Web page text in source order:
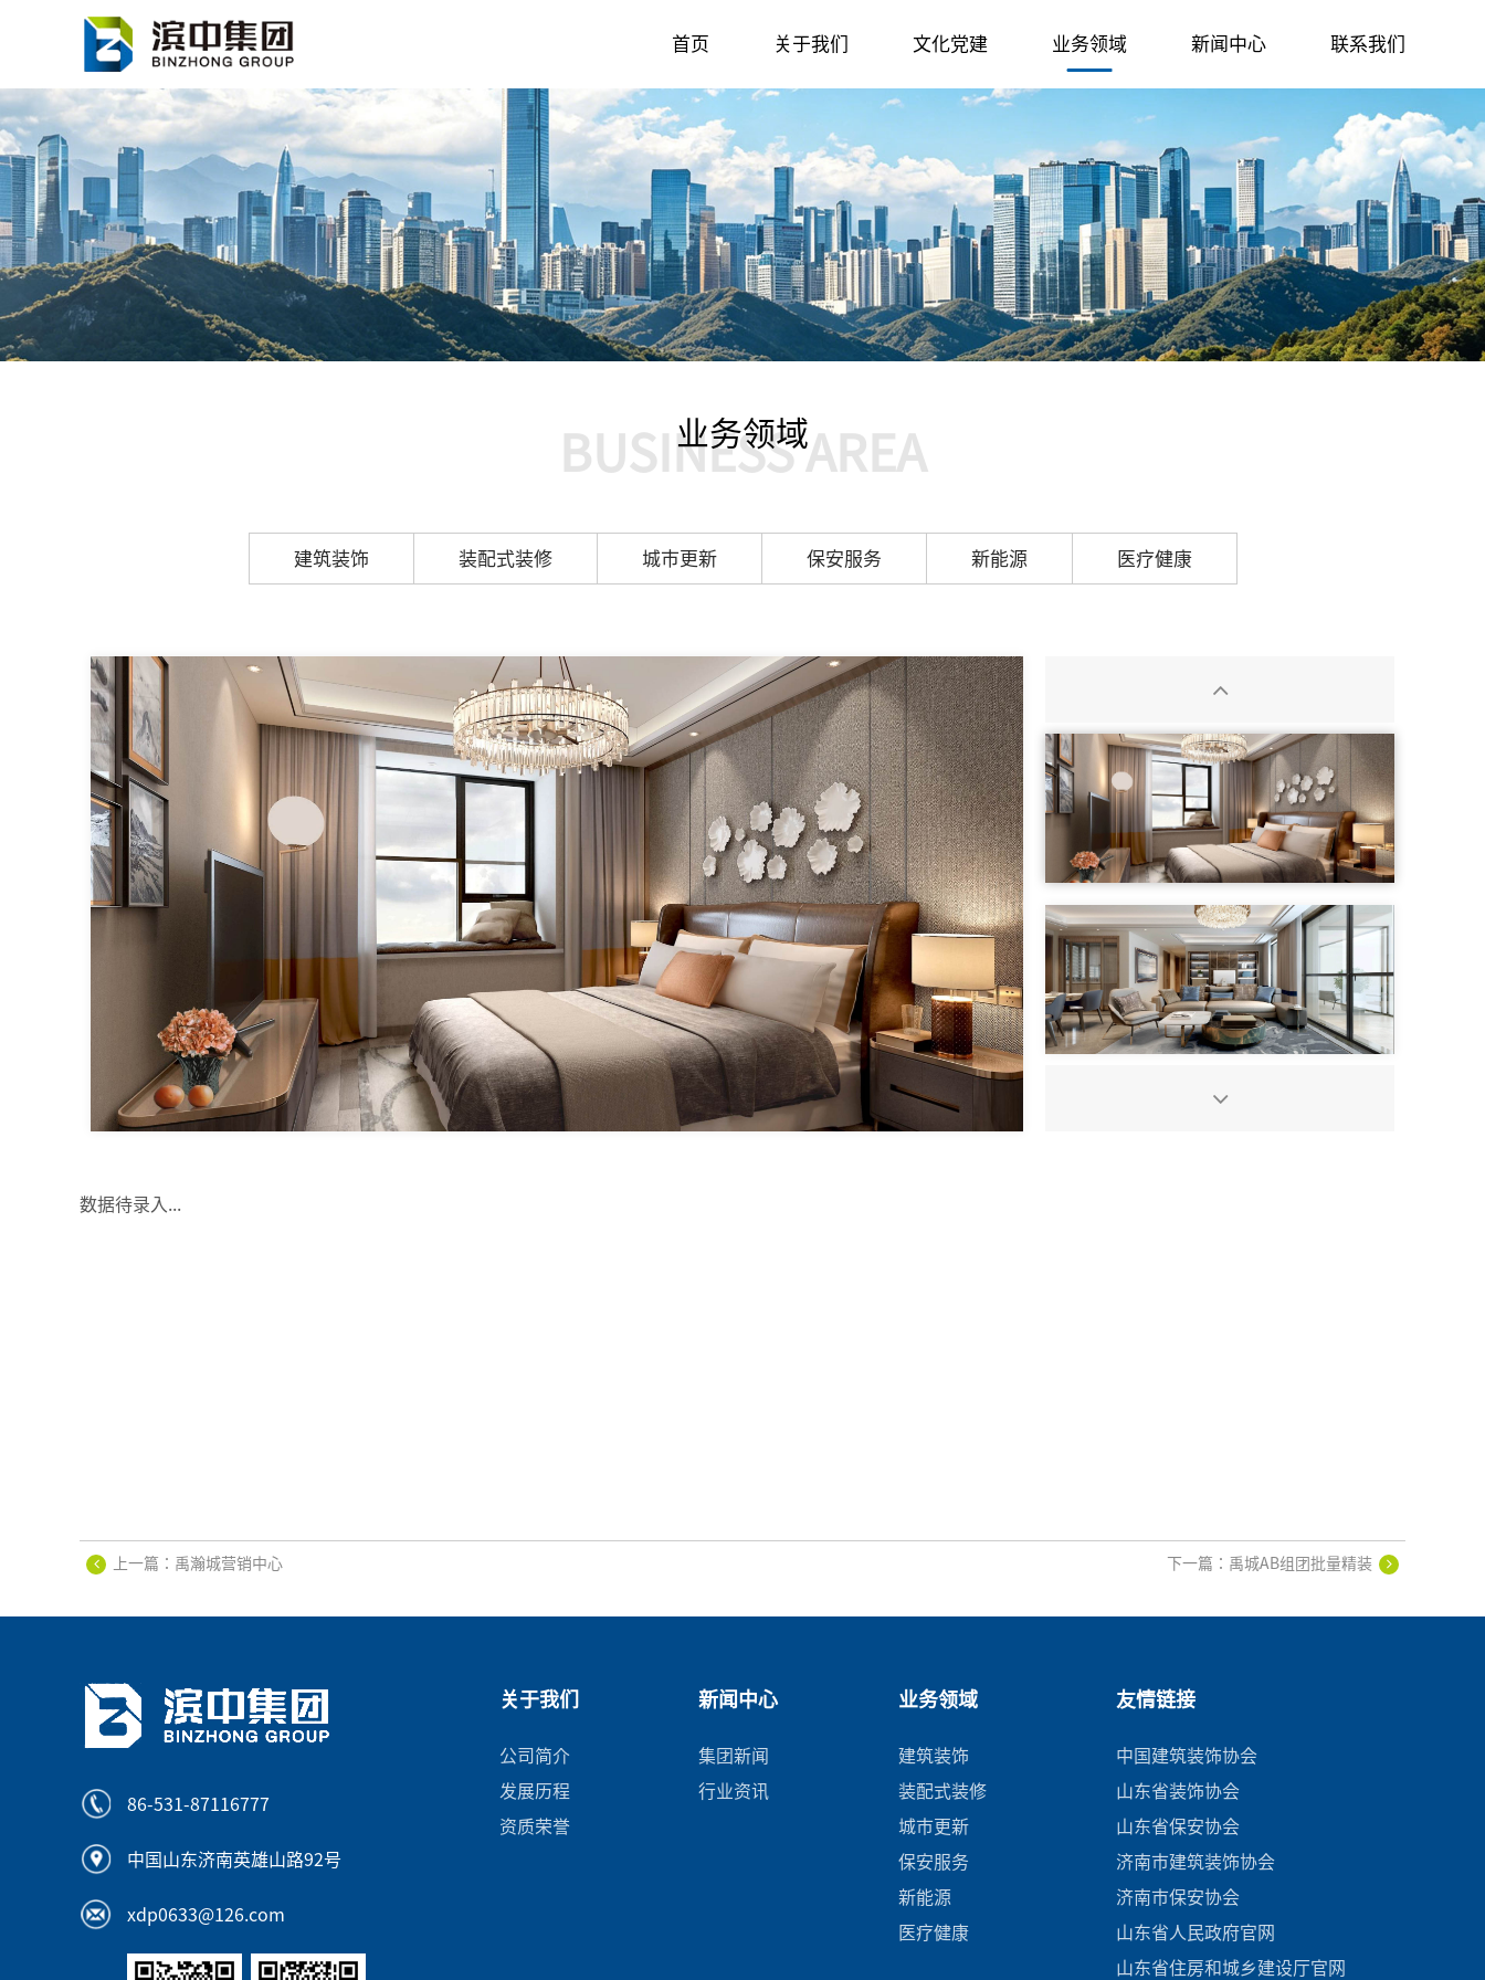
首页 关于我们 文化党建 业务领域 新闻中心 联系我们
业务领域
BUSINESS AREA
建筑装饰 装配式装修 城市更新 保安服务 新能源 医疗健康
数据待录入...
上一篇：禹瀚城营销中心 下一篇：禹城AB组团批量精装
86-531-87116777
中国山东济南英雄山路92号
xdp0633@126.com
关于我们
公司简介
发展历程
资质荣誉
新闻中心
集团新闻
行业资讯
业务领域
建筑装饰
装配式装修
城市更新
保安服务
新能源
医疗健康
友情链接
中国建筑装饰协会
山东省装饰协会
山东省保安协会
济南市建筑装饰协会
济南市保安协会
山东省人民政府官网
山东省住房和城乡建设厅官网